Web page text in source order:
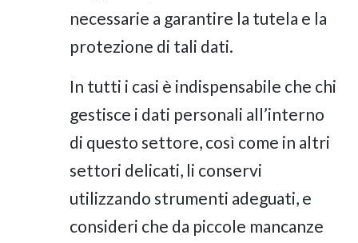
necessarie a garantire la tutela e la
protezione di tali dati.
In tutti i casi è indispensabile che chi
gestisce i dati personali all’interno
di questo settore, così come in altri
settori delicati, li conservi
utilizzando strumenti adeguati, e
consideri che da piccole mancanze